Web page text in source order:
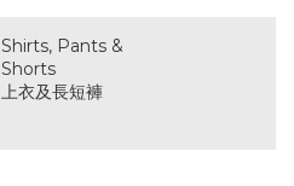
Shirts, Pants &
Shorts
上衣及長短褲